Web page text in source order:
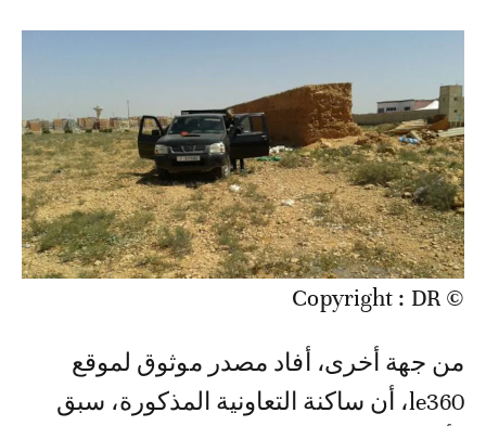
© Copyright : DR
من جهة أخرى، أفاد مصدر موثوق لموقع
le360، أن ساكنة التعاونية المذكورة، سبق